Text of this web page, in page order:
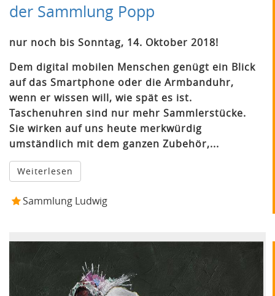
der Sammlung Popp
nur noch bis Sonntag, 14. Oktober 2018!
Dem digital mobilen Menschen genügt ein Blick
auf das Smartphone oder die Armbanduhr,
wenn er wissen will, wie spät es ist.
Taschenuhren sind nur mehr Sammlerstücke.
Sie wirken auf uns heute merkwürdig
umständlich mit dem ganzen Zubehör,...
Weiterlesen
Sammlung Ludwig